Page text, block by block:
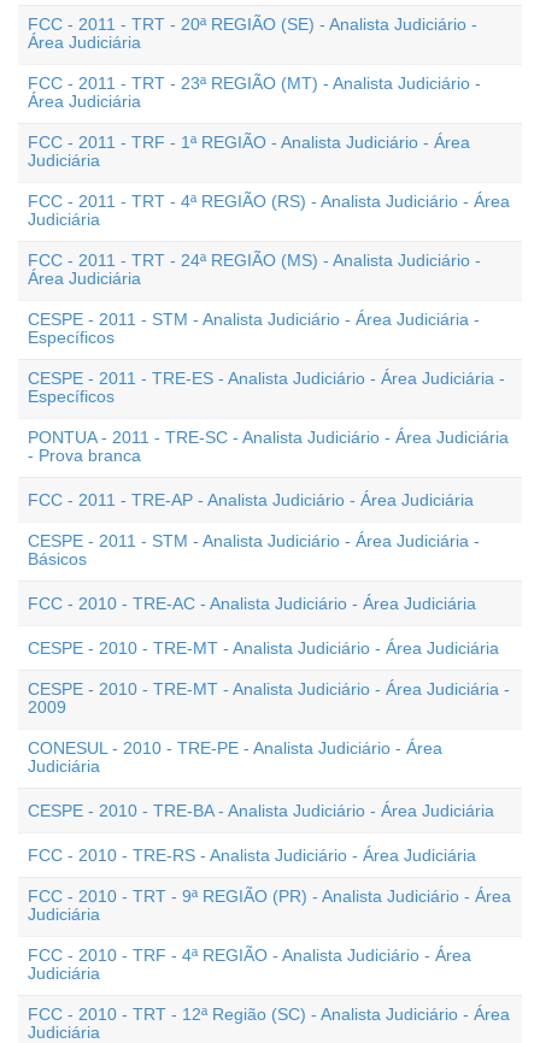
FCC - 2011 - TRT - 20ª REGIÃO (SE) - Analista Judiciário -
Área Judiciária
FCC - 2011 - TRT - 23ª REGIÃO (MT) - Analista Judiciário -
Área Judiciária
FCC - 2011 - TRF - 1ª REGIÃO - Analista Judiciário - Área
Judiciária
FCC - 2011 - TRT - 4ª REGIÃO (RS) - Analista Judiciário - Área
Judiciária
FCC - 2011 - TRT - 24ª REGIÃO (MS) - Analista Judiciário -
Área Judiciária
CESPE - 2011 - STM - Analista Judiciário - Área Judiciária -
Específicos
CESPE - 2011 - TRE-ES - Analista Judiciário - Área Judiciária -
Específicos
PONTUA - 2011 - TRE-SC - Analista Judiciário - Área Judiciária
- Prova branca
FCC - 2011 - TRE-AP - Analista Judiciário - Área Judiciária
CESPE - 2011 - STM - Analista Judiciário - Área Judiciária -
Básicos
FCC - 2010 - TRE-AC - Analista Judiciário - Área Judiciária
CESPE - 2010 - TRE-MT - Analista Judiciário - Área Judiciária
CESPE - 2010 - TRE-MT - Analista Judiciário - Área Judiciária -
2009
CONESUL - 2010 - TRE-PE - Analista Judiciário - Área
Judiciária
CESPE - 2010 - TRE-BA - Analista Judiciário - Área Judiciária
FCC - 2010 - TRE-RS - Analista Judiciário - Área Judiciária
FCC - 2010 - TRT - 9ª REGIÃO (PR) - Analista Judiciário - Área
Judiciária
FCC - 2010 - TRF - 4ª REGIÃO - Analista Judiciário - Área
Judiciária
FCC - 2010 - TRT - 12ª Região (SC) - Analista Judiciário - Área
Judiciária